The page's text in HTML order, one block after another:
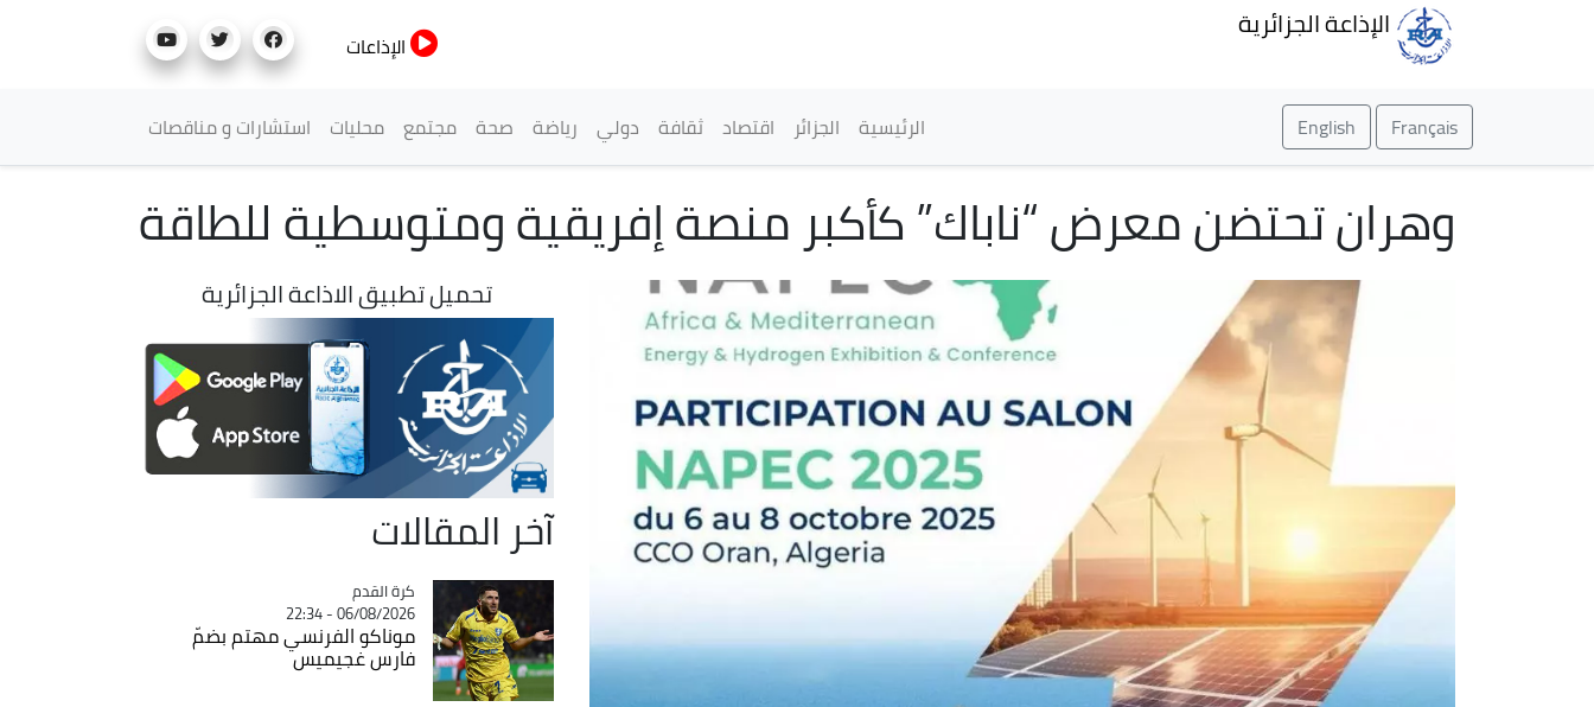
الإذاعة الجزائرية
الإذاعات
Français
English القائمة الرئيسية
الرئيسية الجزائر اقتصاد ثقافة دولي رياضة صحة مجتمع محليات استشارات و مناقصات
وهران تحتضن معرض “ناباك” كأكبر منصة إفريقية ومتوسطية للطاقة
تحميل تطبيق الاذاعة الجزائرية
آخر المقالات
Catégorie
كرة القدم
06/08/2026 - 22:34
موناكو الفرنسي مهتم بضمّ
فارس غجيميس